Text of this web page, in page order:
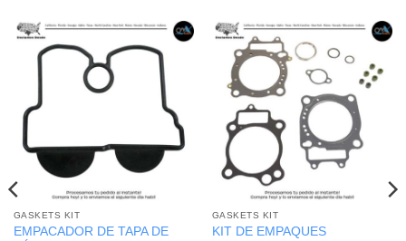
GASKETS KIT
EMPACADOR DE TAPA DE
GASKETS KIT
KIT DE EMPAQUES